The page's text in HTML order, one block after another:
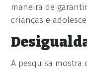
maneira de
crianças e
A pesquisa mostra